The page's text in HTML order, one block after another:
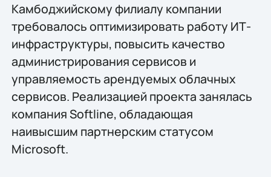
Камбоджийскому филиалу компании
требовалось оптимизировать работу ИТ-
инфраструктуры, повысить качество
администрирования сервисов и
управляемость арендуемых облачных
сервисов. Реализацией проекта занялась
компания Softline, обладающая
наивысшим партнерским статусом
Microsoft.